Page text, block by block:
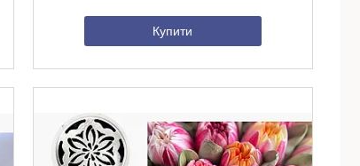
Купити